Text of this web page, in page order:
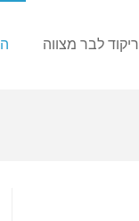
ריקוד לבר מצווה